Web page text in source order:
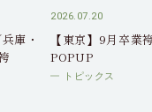
庫・
2026.07.20
【東京】9月卒業袴
POPUP
トピックス